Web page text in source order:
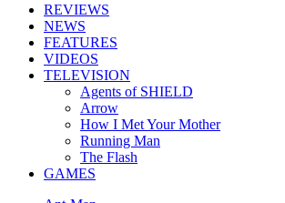
REVIEWS
NEWS
FEATURES
VIDEOS
TELEVISION
Agents of SHIELD
Arrow
How I Met Your Mother
Running Man
The Flash
GAMES